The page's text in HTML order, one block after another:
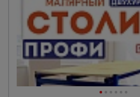
Штукатурные
комплекты
Сварочные
аппараты